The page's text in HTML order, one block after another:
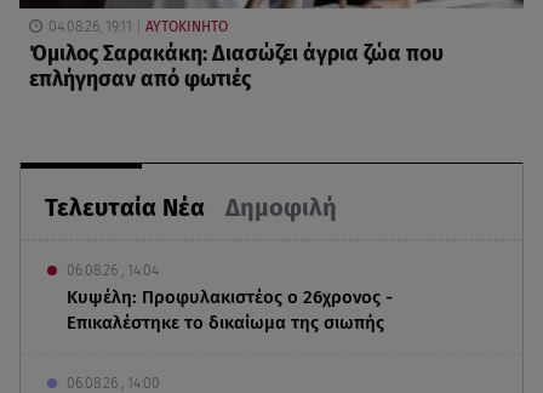
Τελευταία Νέα Δημοφιλή
06.08.26 , 14:04
Κυψέλη: Προφυλακιστέος ο 26χρονος -
Επικαλέστηκε το δικαίωμα της σιωπής
06.08.26 , 14:00
04.08.26, 19:11 ΑΥΤΟΚΙΝΗΤΟ
Όμιλος Σαρακάκη: Διασώζει άγρια ζώα που
επλήγησαν από φωτιές